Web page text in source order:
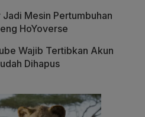
Mesin Pertumbuhan
HoYoverse
Wajib Tertibkan Akun
Dihapus